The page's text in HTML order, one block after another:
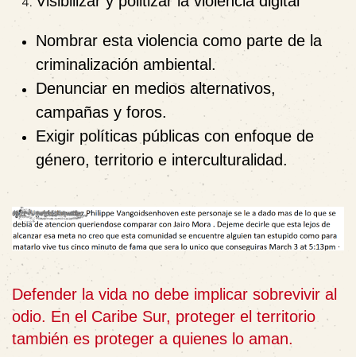
Nombrar esta violencia como parte de la
criminalización ambiental.
Denunciar en medios alternativos,
campañas y foros.
Exigir políticas públicas con enfoque de
género, territorio e interculturalidad.
Defender la vida no debe implicar sobrevivir al
odio. En el Caribe Sur, proteger el territorio
también es proteger a quienes lo aman.